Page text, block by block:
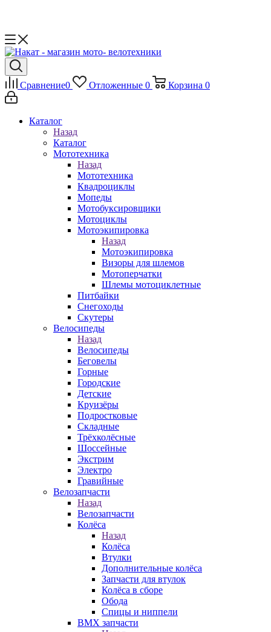
Сравнение0 Отложенные 0 Корзина 0
Каталог
Назад
Каталог
Мототехника
Назад
Мототехника
Квадроциклы
Мопеды
Мотобуксировщики
Мотоциклы
Мотоэкипировка
Назад
Мотоэкипировка
Визоры для шлемов
Мотоперчатки
Шлемы мотоциклетные
Питбайки
Снегоходы
Скутеры
Велосипеды
Назад
Велосипеды
Беговелы
Горные
Городские
Детские
Круизёры
Подростковые
Складные
Трёхколёсные
Шоссейные
Экстрим
Электро
Гравийные
Велозапчасти
Назад
Велозапчасти
Колёса
Назад
Колёса
Втулки
Дополнительные колёса
Запчасти для втулок
Колёса в сборе
Обода
Спицы и ниппели
BMX запчасти